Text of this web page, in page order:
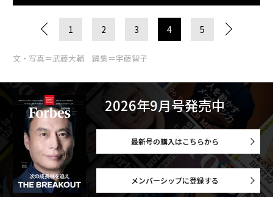
1 2 3 4 5
文・写真＝武藤大輔 編集＝宇藤智子
2026年9月号発売中
最新号の購入はこちらから
メンバーシップに登録する